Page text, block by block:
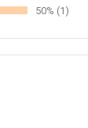
50% (1)